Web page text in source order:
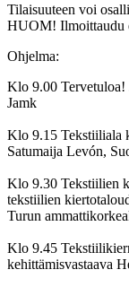
Tilaisuuteen voi
HUOM! Ilmoittaudu
Ohjelma:
Klo 9.00 Tervetuloa!
Jamk
Klo 9.15 Tekstiiliala
Satumaija Levón,
Klo 9.30 Tekstiilien
tekstiilien
Turun
Klo 9.45
kehittämisvastaava